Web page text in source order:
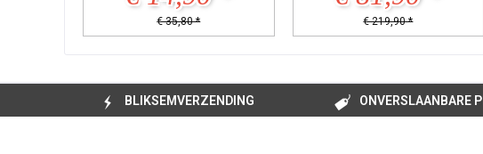
€ 35,80 * € 219,90 *
BLIKSEMVERZENDING ONVERSLAANBARE